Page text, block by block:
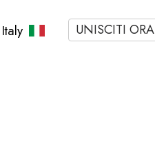
Italy UNISCITI ORA